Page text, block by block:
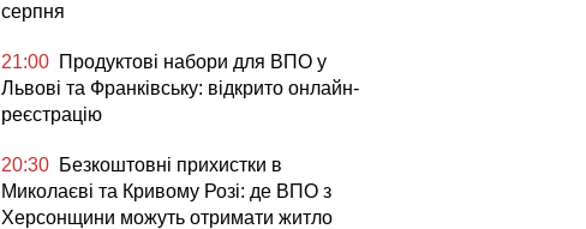
серпня
21:00 Продуктові набори для ВПО у
Львові та Франківську: відкрито онлайн-
реєстрацію
20:30 Безкоштовні прихистки в
Миколаєві та Кривому Розі: де ВПО з
Херсонщини можуть отримати житло